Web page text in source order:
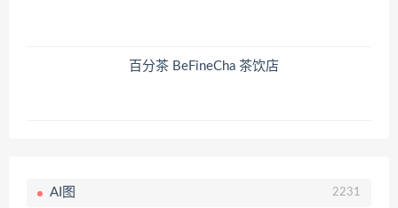
百分茶 BeFineCha 茶饮店
AI图 2231